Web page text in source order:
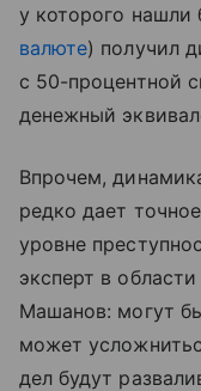
у которого нашли
валюте) получил
с 50-процентной
денежный
Впрочем,
редко дает
уровне
эксперт в
Машанов: могут
может
дел будут